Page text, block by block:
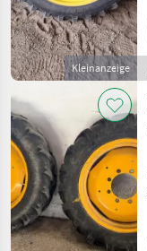
Kleinanzeige